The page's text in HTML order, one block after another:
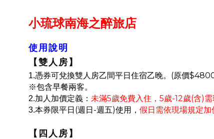
小琉球南海之醉旅店
使用說明
【 雙人房 】
1.憑券可兌換雙人房乙間平日住宿乙晚。 (原價
※包含早餐兩客。
2.加人加價定義： 未滿5歲免費入住， 5歲-12歲(含)
3.本券限平日 (週日 -週五)使用， 假日需依現場規定加
【 四人房 】